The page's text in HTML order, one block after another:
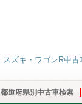
スズキ・ワゴンR中古
都道府県別中古車検索